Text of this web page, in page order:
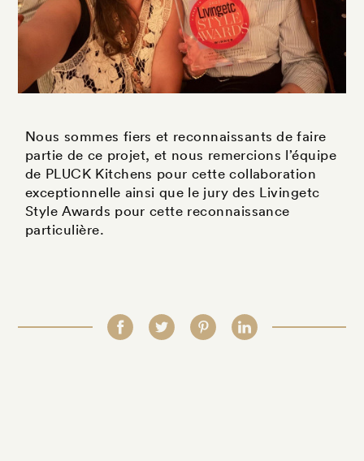
Nous sommes fiers et reconnaissants de faire
partie de ce projet, et nous remercions l’équipe
de PLUCK Kitchens pour cette collaboration
exceptionnelle ainsi que le jury des Livingetc
Style Awards pour cette reconnaissance
particulière.